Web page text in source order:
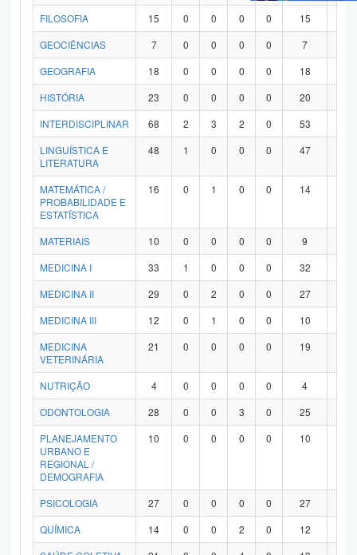
FILOSOFIA
15 0 0 0 0 15
GEOCIÊNCIAS
7 0 0 0 0 7
GEOGRAFIA
18 0 0 0 0 18
HISTÓRIA
23 0 0 0 0 20
INTERDISCIPLINAR
68 2 3 2 0 53
LINGUÍSTICA E
LITERATURA
48 1 0 0 0 47
MATEMÁTICA /
PROBABILIDADE E
ESTATÍSTICA
16 0 1 0 0 14
MATERIAIS 10 0 0 0 0 9
MEDICINA I
33 1 0 0 0 32
MEDICINA II
29 0 2 0 0 27
MEDICINA III
12 0 1 0 0 10
MEDICINA
VETERINÁRIA
21 0 0 0 0 19
NUTRIÇÃO 4 0 0 0 0 4
ODONTOLOGIA
28 0 0 3 0 25
PLANEJAMENTO
URBANO E
REGIONAL /
DEMOGRAFIA
10 0 0 0 0 10
PSICOLOGIA 27 0 0 0 0 27
QUÍMICA
14 0 0 2 0 12